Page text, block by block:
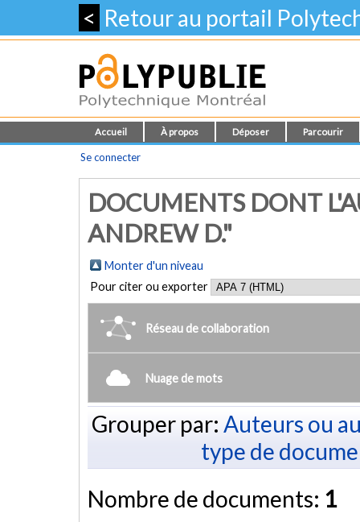
< Retour au portail
Accueil À propos Déposer Parcourir
Se connecter
DOCUMENTS DONT
ANDREW D."
Monter d'un niveau
Pour citer ou exporter
Réseau de collaboration
Nuage de mots
Grouper par: Auteurs ou
type de
Nombre de documents: 1